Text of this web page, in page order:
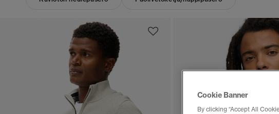
Cookie Banner
By clicking “Accept All